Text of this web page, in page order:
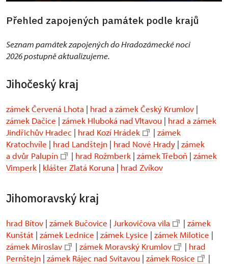
Přehled zapojených památek podle krajů
Seznam památek zapojených do Hradozámecké noci
2026 postupně aktualizujeme.
Jihočeský kraj
zámek Červená Lhota | hrad a zámek Český Krumlov |
zámek Dačice | zámek Hluboká nad Vltavou | hrad a zámek
Jindřichův Hradec | hrad Kozí Hrádek | zámek
Kratochvíle | hrad Landštejn | hrad Nové Hrady | zámek
a dvůr Palupín
| hrad Rožmberk | zámek Třeboň | zámek
Vimperk | klášter Zlatá Koruna | hrad Zvíkov
Jihomoravský kraj
hrad Bítov | zámek Bučovice | Jurkovičova vila | zámek
Kunštát | zámek Lednice | zámek Lysice | zámek Milotice |
zámek Miroslav
| zámek Moravský Krumlov | hrad
Pernštejn | zámek Rájec nad Svitavou | zámek Rosice |